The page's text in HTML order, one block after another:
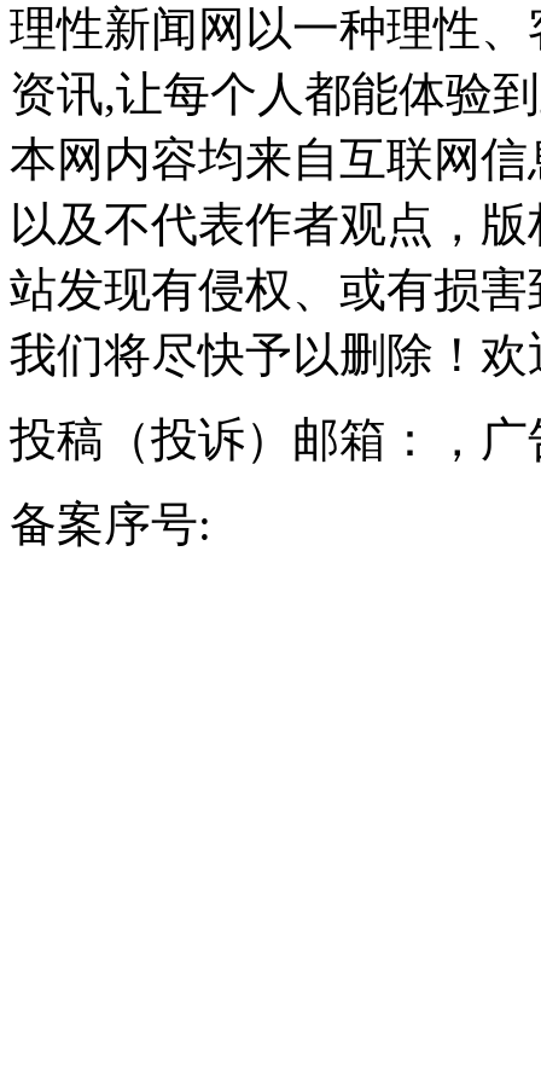
理性新闻网以一种理性
资讯,让每个人都能体验
本网内容均来自互联网
以及不代表作者观点，
站发现有侵权、或有损
我们将尽快予以删除！
投稿（投诉）邮箱：，
备案序号: